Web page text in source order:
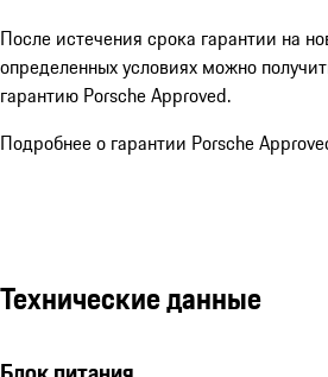
После истечения срока гарантии на
определенных условиях можно
гарантию Porsche Approved.
Подробнее о гарантии Porsche
Технические данные